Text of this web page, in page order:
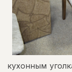
кухонным